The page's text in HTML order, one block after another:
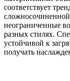
соответствует
неограниченные
разных стилях.
устойчивой к
получать